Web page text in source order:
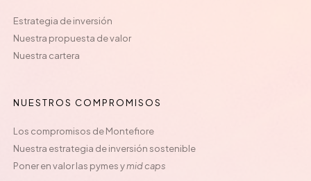
Estrategia de inversión
Nuestra propuesta de valor
Nuestra cartera
NUESTROS COMPROMISOS
Los compromisos de Montefiore
Nuestra estrategia de inversión sostenible
Poner en valor las pymes ymid caps